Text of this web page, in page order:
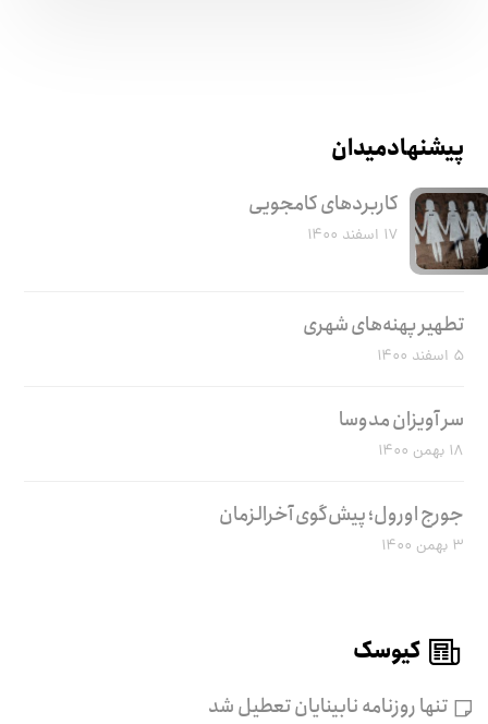
پیشنهاد میدان
کاربرد‌های کامجویی
۱۷ اسفند ۱۴۰۰
تطهیر پهنه‌های شهری
۵ اسفند ۱۴۰۰
سر آویزان مدوسا
۱۸ بهمن ۱۴۰۰
جورج اورول؛ پیش‌گوی آخرالزمان
۳ بهمن ۱۴۰۰
کیوسک
تنها روزنامه نابینایان تعطیل شد